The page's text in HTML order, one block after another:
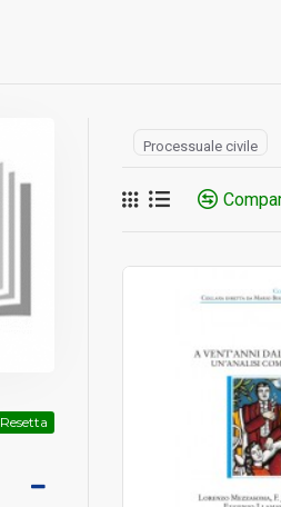
Resetta
Processuale civile